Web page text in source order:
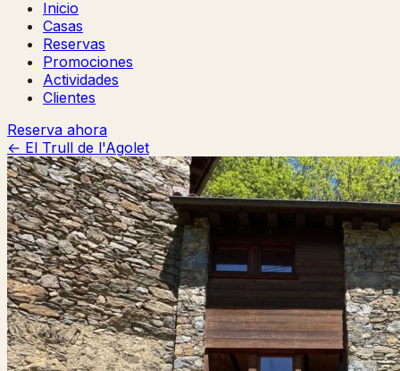
Inicio
Casas
Reservas
Promociones
Actividades
Clientes
Reserva ahora
← El Trull de l'Agolet